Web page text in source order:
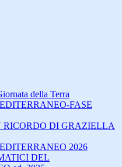
della Terra
FASE
RICORDO DI GRAZIELLA
2026
DEL